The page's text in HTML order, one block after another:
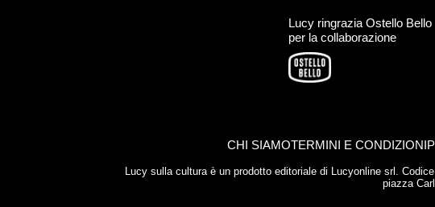
Lucy ringrazia Ostello Bello
per la collaborazione
CHI SIAMOTERMINI E CONDIZIONI
Lucy sulla cultura è un prodotto editoriale di Lucyonline srl.
piazza